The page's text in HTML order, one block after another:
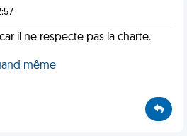
il ne respecte pas la charte.
même